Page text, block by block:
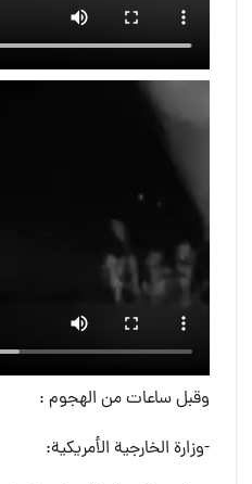
وقبل ساعات من الهجوم :
-وزارة الخارجية الأمريكية: